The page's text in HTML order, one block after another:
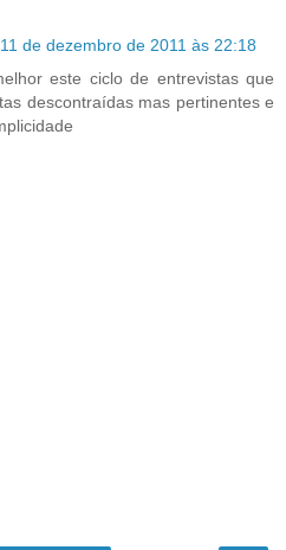
11 de dezembro de 2011 às 22:18
este ciclo de entrevistas que
descontraídas mas pertinentes e